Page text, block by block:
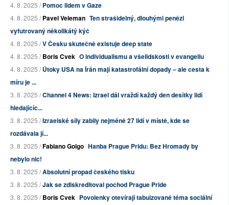
4. 8. 2025 /Pomoc lidem v Gaze
4. 8. 2025 /Pavel Veleman Ten strašidelný, dlouhými penězi
vyfutrovaný několikátý kýč
4. 8. 2025 /V Česku skutečně existuje deep state
4. 8. 2025 /Boris Cvek O individualismu a všelidskosti v evangeliu
4. 8. 2025 /Útoky USA na Írán mají katastrofální dopady – ale cesta k
míru je ...
3. 8. 2025 /Channel 4 News: Izrael dál vraždí každý den desítky lidí
hledajícíc...
3. 8. 2025 /Izraelské síly zabily nejméně 27 lidí v místě, kde se
rozdávala jí...
3. 8. 2025 /Fabiano Golgo Hanba Prague Pridu: Bez Hromady by
nebylo nic!
3. 8. 2025 /Absolutní propad českého tisku
3. 8. 2025 /Jak se zdiskreditoval pochod Prague Pride
3. 8. 2025 /Boris Cvek Povolenky otevírají tabuizované téma sociální